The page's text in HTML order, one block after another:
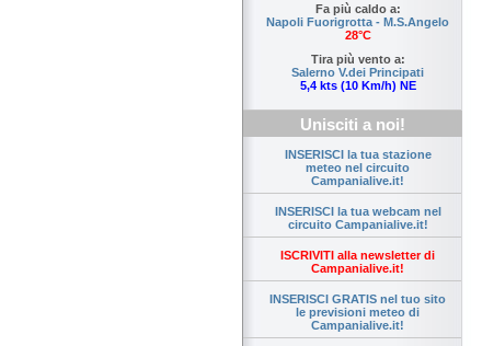
Fa più caldo a:
Napoli Fuorigrotta - M.S.Angelo
28°C
Tira più vento a:
Salerno V.dei Principati
5,4 kts (10 Km/h) NE
Unisciti a noi!
INSERISCI la tua stazione
meteo nel circuito
Campanialive.it!
INSERISCI la tua webcam nel
circuito Campanialive.it!
ISCRIVITI alla newsletter di
Campanialive.it!
INSERISCI GRATIS nel tuo sito
le previsioni meteo di
Campanialive.it!